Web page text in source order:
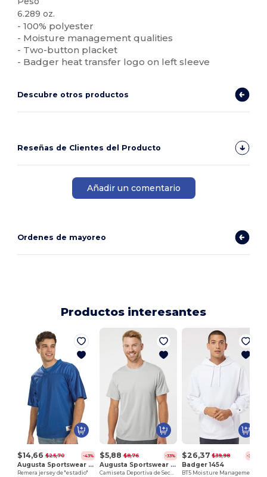
6.289 oz.
- 100% polyester
- Moisture management qualities
- Two-button placket
- Badger heat transfer logo on left sleeve
Descubre otros productos
Reseñas de Clientes del Producto
Añadir un comentario
Ordenes de mayoreo
Productos interesantes
$14,66 $25,70 -43%
Augusta Sportswear 257
Remera jersey de "estadio"
$5,88 $8,76 -33%
Augusta Sportswear 790
Camiseta Deportiva de Secado Rápido y Transpirable
$26,37 $39,98 -34%
Badger 1454